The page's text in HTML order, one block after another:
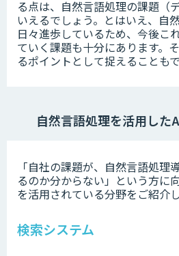
る点は、自然言語処理の課題（
いえるでしょう。とはいえ、自
日々進歩しているため、今後こ
ていく課題も十分にあります。
るポイントとして捉えることも
自然言語処理を活用した
「自社の課題が、自然言語処理
るのか分からない」という方に
を活用されている分野をご紹介し
検索システム